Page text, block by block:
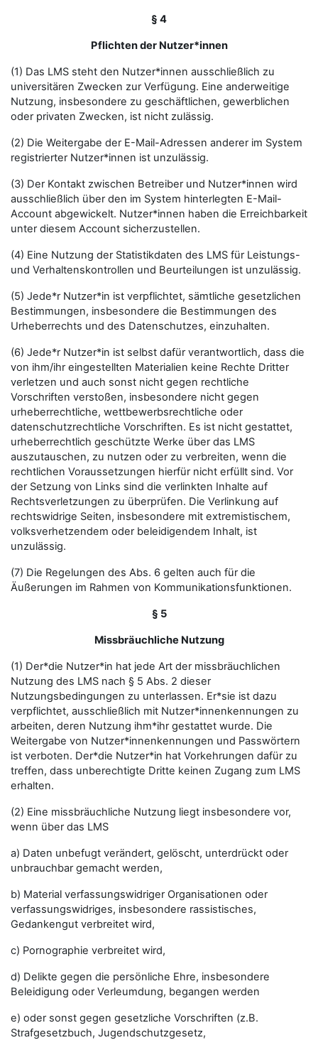
§ 4
Pflichten der Nutzer*innen
(1) Das LMS steht den Nutzer*innen ausschließlich zu
universitären Zwecken zur Verfügung. Eine anderweitige
Nutzung, insbesondere zu geschäftlichen, gewerblichen
oder privaten Zwecken, ist nicht zulässig.
(2) Die Weitergabe der E-Mail-Adressen anderer im System
registrierter Nutzer*innen ist unzulässig.
(3) Der Kontakt zwischen Betreiber und Nutzer*innen wird
ausschließlich über den im System hinterlegten E-Mail-
Account abgewickelt. Nutzer*innen haben die Erreichbarkeit
unter diesem Account sicherzustellen.
(4) Eine Nutzung der Statistikdaten des LMS für Leistungs-
und Verhaltenskontrollen und Beurteilungen ist unzulässig.
(5) Jede*r Nutzer*in ist verpflichtet, sämtliche gesetzlichen
Bestimmungen, insbesondere die Bestimmungen des
Urheberrechts und des Datenschutzes, einzuhalten.
(6) Jede*r Nutzer*in ist selbst dafür verantwortlich, dass die
von ihm/ihr eingestellten Materialien keine Rechte Dritter
verletzen und auch sonst nicht gegen rechtliche
Vorschriften verstoßen, insbesondere nicht gegen
urheberrechtliche, wettbewerbsrechtliche oder
datenschutzrechtliche Vorschriften. Es ist nicht gestattet,
urheberrechtlich geschützte Werke über das LMS
auszutauschen, zu nutzen oder zu verbreiten, wenn die
rechtlichen Voraussetzungen hierfür nicht erfüllt sind. Vor
der Setzung von Links sind die verlinkten Inhalte auf
Rechtsverletzungen zu überprüfen. Die Verlinkung auf
rechtswidrige Seiten, insbesondere mit extremistischem,
volksverhetzendem oder beleidigendem Inhalt, ist
unzulässig.
(7) Die Regelungen des Abs. 6 gelten auch für die
Äußerungen im Rahmen von Kommunikationsfunktionen.
§ 5
Missbräuchliche Nutzung
(1) Der*die Nutzer*in hat jede Art der missbräuchlichen
Nutzung des LMS nach § 5 Abs. 2 dieser
Nutzungsbedingungen zu unterlassen. Er*sie ist dazu
verpflichtet, ausschließlich mit Nutzer*innenkennungen zu
arbeiten, deren Nutzung ihm*ihr gestattet wurde. Die
Weitergabe von Nutzer*innenkennungen und Passwörtern
ist verboten. Der*die Nutzer*in hat Vorkehrungen dafür zu
treffen, dass unberechtigte Dritte keinen Zugang zum LMS
erhalten.
(2) Eine missbräuchliche Nutzung liegt insbesondere vor,
wenn über das LMS
a) Daten unbefugt verändert, gelöscht, unterdrückt oder
unbrauchbar gemacht werden,
b) Material verfassungswidriger Organisationen oder
verfassungswidriges, insbesondere rassistisches,
Gedankengut verbreitet wird,
c) Pornographie verbreitet wird,
d) Delikte gegen die persönliche Ehre, insbesondere
Beleidigung oder Verleumdung, begangen werden
e) oder sonst gegen gesetzliche Vorschriften (z.B.
Strafgesetzbuch, Jugendschutzgesetz,